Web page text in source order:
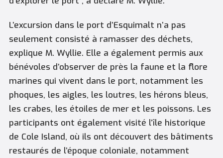
L’excursion dans le port d’Esquimalt n’a pas
seulement consisté à ramasser des déchets,
explique M. Wyllie. Elle a également permis aux
bénévoles d’observer de près la faune et la flore
marines qui vivent dans le port, notamment les
phoques, les aigles, les loutres, les hérons bleus,
les crabes, les étoiles de mer et les poissons. Les
participants ont également visité l’île historique
de Cole Island, où ils ont découvert des bâtiments
restaurés de l’époque coloniale, notamment